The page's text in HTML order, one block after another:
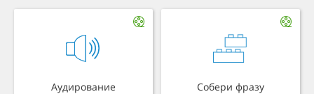
Аудирование Собери фразу